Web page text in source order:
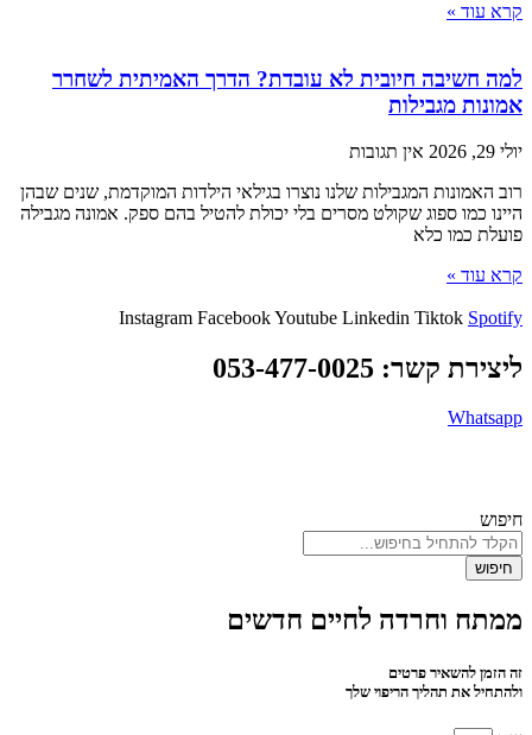
קרא עוד »
למה חשיבה חיובית לא עובדת? הדרך האמיתית לשחרר
אמונות מגבילות
יולי 29, 2026
אין תגובות
רוב האמונות המגבילות שלנו נוצרו בגילאי הילדות המוקדמת, שנים שבהן
היינו כמו ספוג שקולט מסרים בלי יכולת להטיל בהם ספק. אמונה מגבילה
פועלת כמו כלא
קרא עוד »
Instagram FacebookYoutube Linkedin Tiktok Spotify
ליצירת קשר: 053-477-0025
Whatsapp
חיפוש
חיפוש
ממתח וחרדה לחיים חדשים
זה הזמן להשאיר פרטים
ולהתחיל את תהליך הריפוי שלך